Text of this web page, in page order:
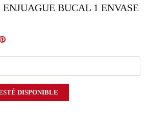
BUCAL 1 ENVASE
DISPONIBLE